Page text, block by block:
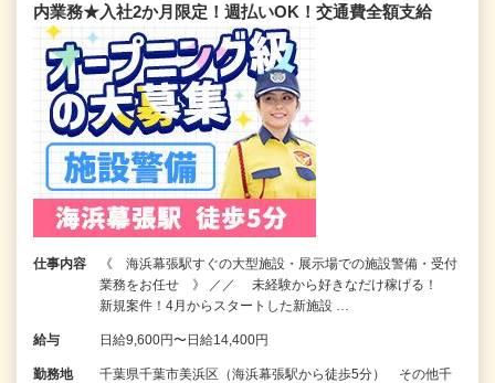
内業務★入社2か月限定！週払いOK！交通費全額支給
仕事内容
《 海浜幕張駅すぐの大型施設・展示場での施設警備・受付
業務をお任せ 》 ／／ 未経験から好きなだけ稼げる！
新規案件！4月からスタートした新施設 …
給与 日給9,600円〜日給14,400円
勤務地
千葉県千葉市美浜区（海浜幕張駅から徒歩5分） その他千